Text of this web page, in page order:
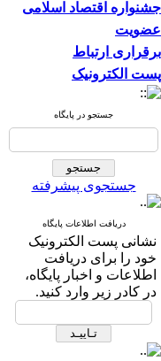
جشنواره اقتصاد اسلامی
عضویت
برقراری ارتباط
پست الکترونیک
جستجو در پایگاه
جستجوی پیشرفته
دریافت اطلاعات پایگاه
نشانی پست الکترونیک
خود را برای دریافت
اطلاعات و اخبار پایگاه،
در کادر زیر وارد کنید.